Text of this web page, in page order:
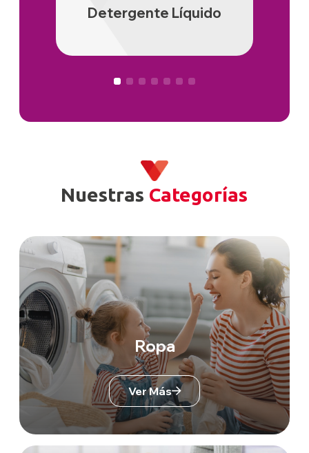
Detergente Líquido
Nuestras Categorías
Ropa
Ver Más